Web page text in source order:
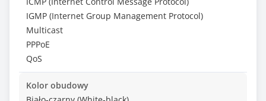
IGMP (Internet Group Management Protocol)
Multicast
PPPoE
QoS
Kolor obudowy